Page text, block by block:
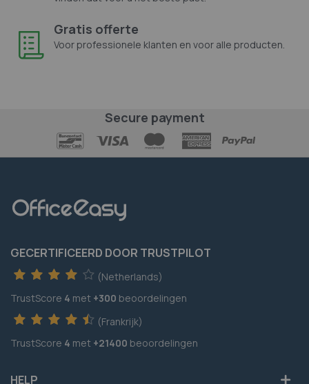
Gratis offerte
Voor professionele klanten en voor alle producten.
Secure payment
GECERTIFICEERD DOOR TRUSTPILOT
(Netherlands)
TrustScore 4 met +300 beoordelingen
(Frankrijk)
TrustScore 4 met +21400 beoordelingen
HELP